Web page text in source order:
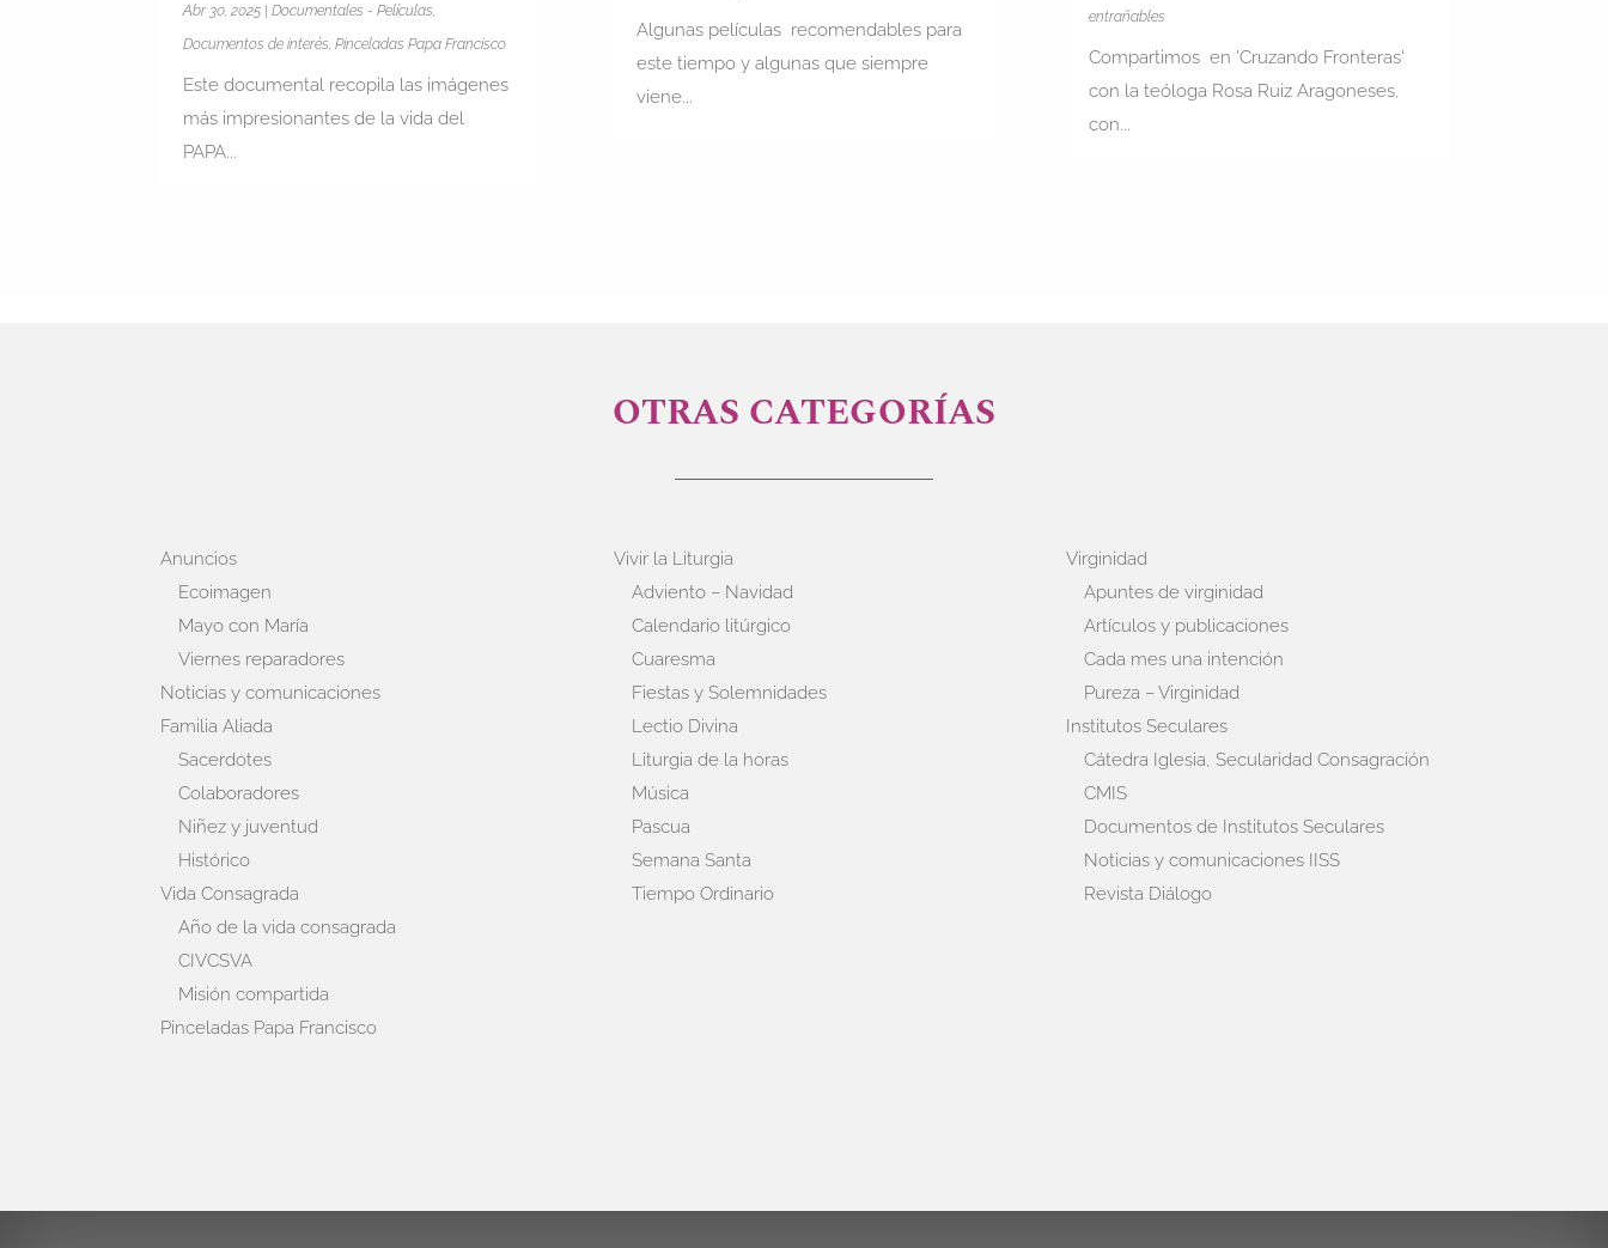
Abr 30, 2025 |Documentales - Películas
Documentos de interés ,Pinceladas Papa Francisco
Este documental recopila las imágenes
más impresionantes de la vida del
PAPA...
Algunas películas recomendables para
este tiempo y algunas que siempre
viene...
entrañables
Compartimos en 'Cruzando Fronteras'
con la teóloga Rosa Ruiz Aragoneses,
con...
OTRAS CATEGORÍAS
Anuncios
Ecoimagen
Mayo con María
Viernes reparadores
Noticias y comunicaciones
Familia Aliada
Sacerdotes
Colaboradores
Niñez y juventud
Histórico
Vida Consagrada
Año de la vida consagrada
CIVCSVA
Misión compartida
Pinceladas Papa Francisco
Vivir la Liturgia
Adviento – Navidad
Calendario litúrgico
Cuaresma
Fiestas y Solemnidades
Lectio Divina
Liturgia de la horas
Música
Pascua
Semana Santa
Tiempo Ordinario
Virginidad
Apuntes de virginidad
Artículos y publicaciones
Cada mes una intención
Pureza – Virginidad
Institutos Seculares
Cátedra Iglesia, Secularidad Consagración
CMIS
Documentos de Institutos Seculares
Noticias y comunicaciones IISS
Revista Diálogo